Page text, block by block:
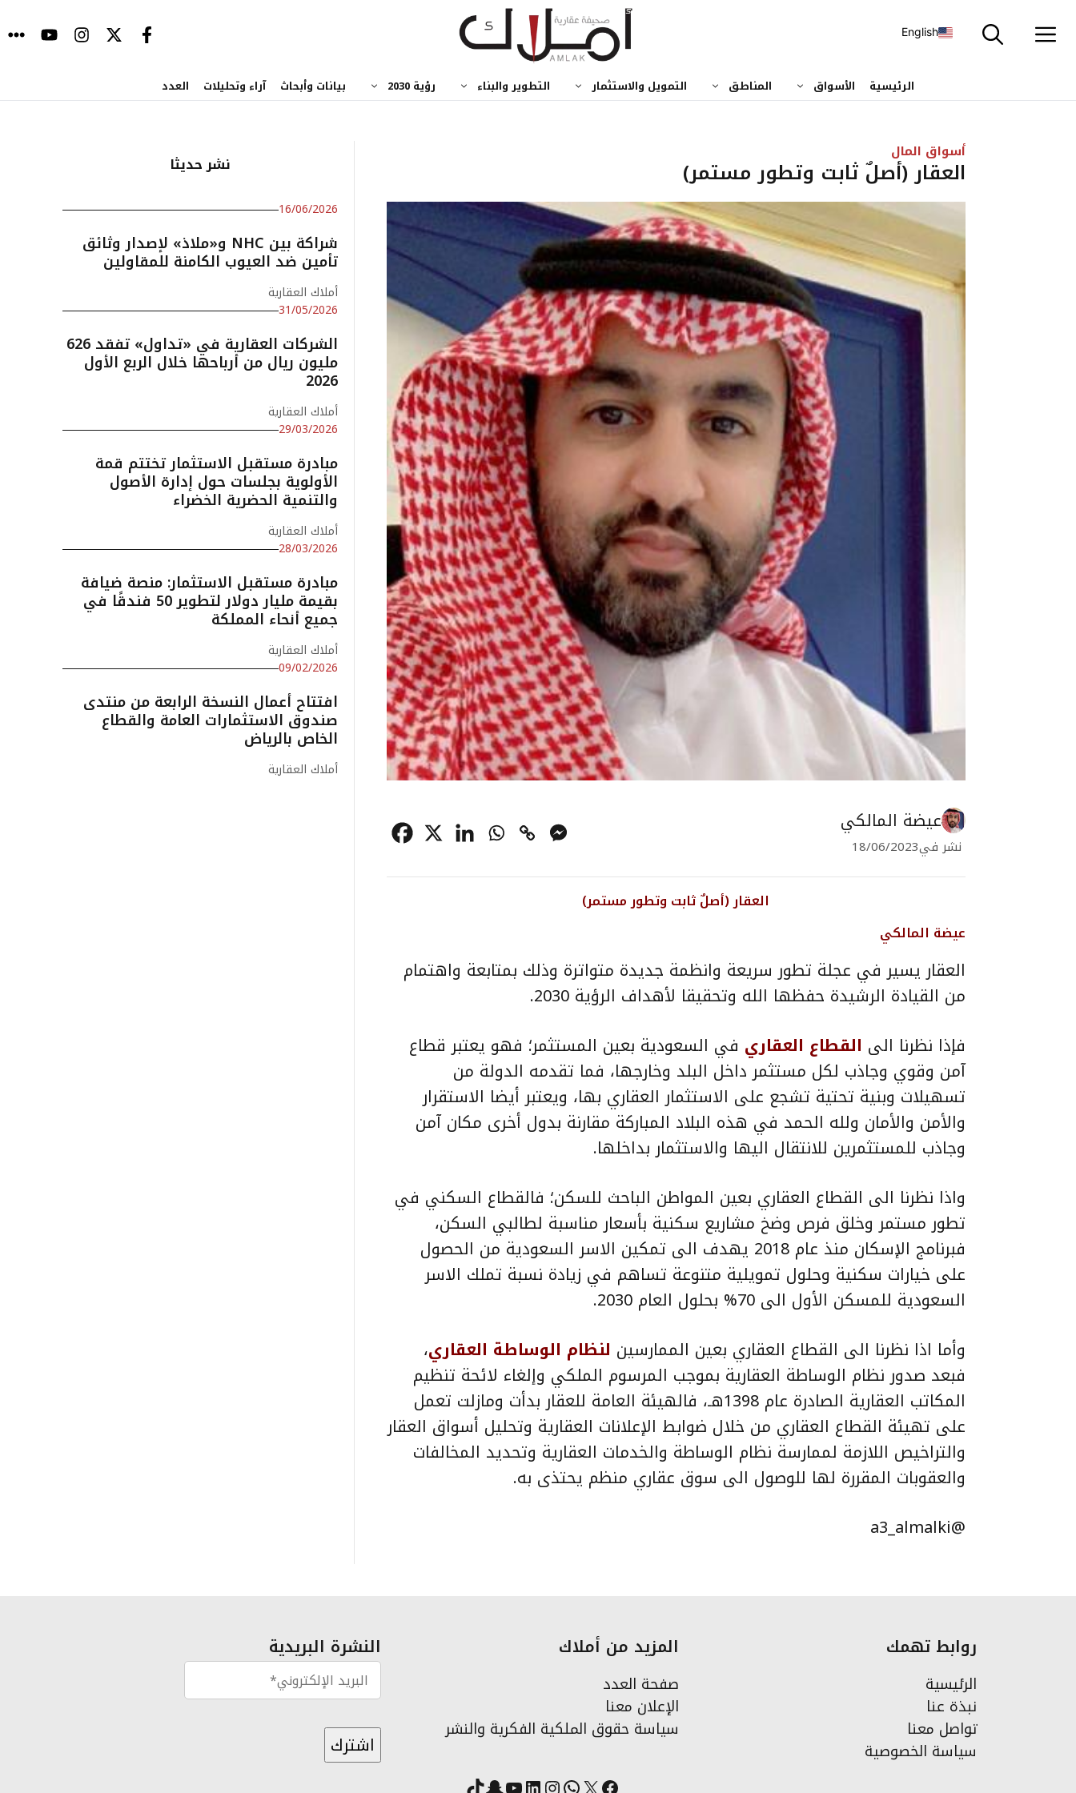
إلى
English
الرئيسية الأسواق المناطق التمويل والاستثمار التطوير والبناء رؤية 2030 بيانات وأبحاث آراء وتحليلات العدد
أسواق المال
العقار (أصلٌ ثابت وتطور مستمر)
عيضة المالكي
نشر في18/06/2023
العقار (أصلٌ ثابت وتطور مستمر)
عيضة المالكي
العقار يسير في عجلة تطور سريعة وانظمة جديدة متواترة وذلك بمتابعة واهتمام
من القيادة الرشيدة حفظها الله وتحقيقا لأهداف الرؤية 2030.
فإذا نظرنا الى القطاع العقاري في السعودية بعين المستثمر؛ فهو يعتبر قطاع
آمن وقوي وجاذب لكل مستثمر داخل البلد وخارجها، فما تقدمه الدولة من
تسهيلات وبنية تحتية تشجع على الاستثمار العقاري بها، ويعتبر أيضا الاستقرار
والأمن والأمان ولله الحمد في هذه البلاد المباركة مقارنة بدول أخرى مكان آمن
وجاذب للمستثمرين للانتقال اليها والاستثمار بداخلها.
واذا نظرنا الى القطاع العقاري بعين المواطن الباحث للسكن؛ فالقطاع السكني في
تطور مستمر وخلق فرص وضخ مشاريع سكنية بأسعار مناسبة لطالبي السكن،
فبرنامج الإسكان منذ عام 2018 يهدف الى تمكين الاسر السعودية من الحصول
على خيارات سكنية وحلول تمويلية متنوعة تساهم في زيادة نسبة تملك الاسر
السعودية للمسكن الأول الى 70% بحلول العام 2030.
وأما اذا نظرنا الى القطاع العقاري بعين الممارسين لنظام الوساطة العقاري،
فبعد صدور نظام الوساطة العقارية بموجب المرسوم الملكي وإلغاء لائحة تنظيم
المكاتب العقارية الصادرة عام 1398هـ، فالهيئة العامة للعقار بدأت ومازلت تعمل
على تهيئة القطاع العقاري من خلال ضوابط الإعلانات العقارية وتحليل أسواق العقار
والتراخيص اللازمة لممارسة نظام الوساطة والخدمات العقارية وتحديد المخالفات
والعقوبات المقررة لها للوصول الى سوق عقاري منظم يحتذى به.
@a3_almalki
نشر حديثا
16/06/2026
شراكة بين NHC و«ملاذ» لإصدار وثائق
تأمين ضد العيوب الكامنة للمقاولين
أملاك العقارية
31/05/2026
الشركات العقارية في «تداول» تفقد 626
مليون ريال من أرباحها خلال الربع الأول
2026
أملاك العقارية
29/03/2026
مبادرة مستقبل الاستثمار تختتم قمة
الأولوية بجلسات حول إدارة الأصول
والتنمية الحضرية الخضراء
أملاك العقارية
28/03/2026
مبادرة مستقبل الاستثمار: منصة ضيافة
بقيمة مليار دولار لتطوير 50 فندقًا في
جميع أنحاء المملكة
أملاك العقارية
09/02/2026
افتتاح أعمال النسخة الرابعة من منتدى
صندوق الاستثمارات العامة والقطاع
الخاص بالرياض
أملاك العقارية
روابط تهمك
الرئيسية
نبذة عنا
تواصل معنا
سياسة الخصوصية
المزيد من أملاك
صفحة العدد
الإعلان معنا
سياسة حقوق الملكية الفكرية والنشر
النشرة البريدية